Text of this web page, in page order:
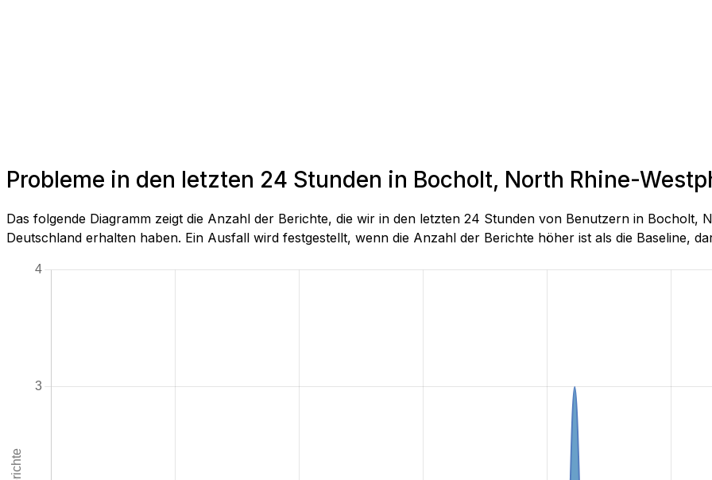
Probleme in den letzten 24 Stunden in Bocholt, North Rhine-
Das folgende Diagramm zeigt die Anzahl der Berichte, die wir in den letzten 24 Stunden von Benutzern in Bocholt,
Deutschland erhalten haben. Ein Ausfall wird festgestellt, wenn die Anzahl der Berichte höher ist als die Baseline,